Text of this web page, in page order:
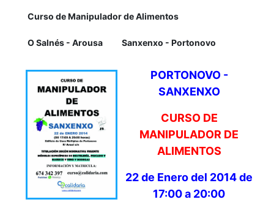
Curso de Manipulador de Alimentos
O Salnés - Arousa Sanxenxo - Portonovo
PORTONOVO -
SANXENXO
CURSO DE
MANIPULADOR DE
ALIMENTOS
22 de Enero del 2014 de
17:00 a 20:00